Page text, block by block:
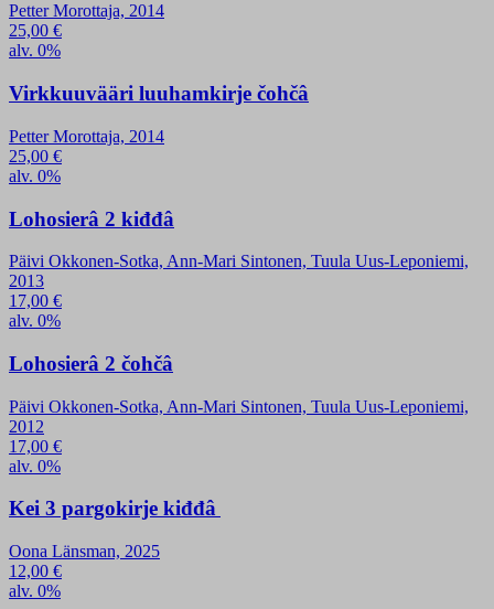
Petter Morottaja, 2014
25,00 €
alv. 0%
Virkkuuvääri luuhamkirje čohčâ
Petter Morottaja, 2014
25,00 €
alv. 0%
Lohosierâ 2 kiđđâ
Päivi Okkonen-Sotka, Ann-Mari Sintonen, Tuula Uus-Leponiemi,
2013
17,00 €
alv. 0%
Lohosierâ 2 čohčâ
Päivi Okkonen-Sotka, Ann-Mari Sintonen, Tuula Uus-Leponiemi,
2012
17,00 €
alv. 0%
Kei 3 pargokirje kiđđâ
Oona Länsman, 2025
12,00 €
alv. 0%